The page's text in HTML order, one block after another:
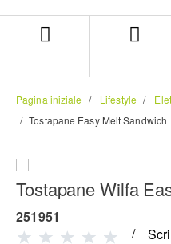
contenuto
Pagina iniziale Lifestyle
Tostapane Easy Melt Sandwich
Tostapane Wilfa
251951